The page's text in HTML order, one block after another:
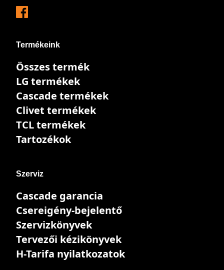
Termékeink
Összes termék
LG termékek
Cascade termékek
Clivet termékek
TCL termékek
Tartozékok
Szerviz
Cascade garancia
Csereigény-bejelentő
Szervizkönyvek
Tervezői kézikönyvek
H-Tarifa nyilatkozatok